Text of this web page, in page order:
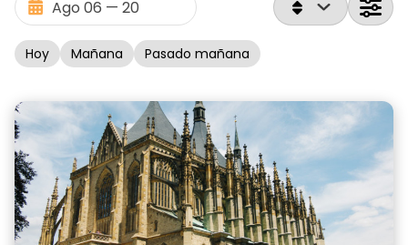
Hoy Mañana Pasado mañana